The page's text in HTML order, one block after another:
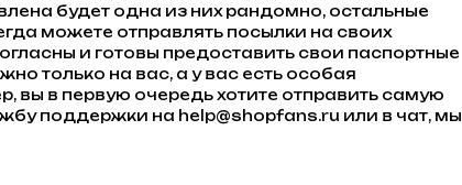
будет одна из них рандомно, остальные
можете отправлять посылки на своих
и готовы предоставить свои паспортные
только на вас, а у вас есть особая
вы в первую очередь хотите отправить самую
поддержки на help@shopfans.ru или в чат, мы